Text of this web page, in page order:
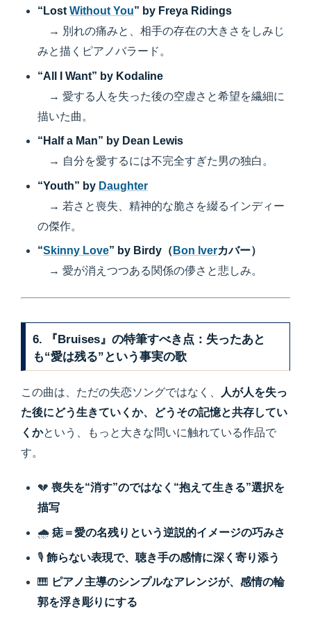
“LostWithout You” by Freya Ridings
→ 別れの痛みと、相手の存在の大きさをしみじ
みと描くピアノバラード。
“All I Want” by Kodaline
→ 愛する人を失った後の空虚さと希望を繊細に
描いた曲。
“Half a Man” by Dean Lewis
→ 自分を愛するには不完全すぎた男の独白。
“Youth” by Daughter
→ 若さと喪失、精神的な脆さを綴るインディー
の傑作。
“Skinny Love” by Birdy（ Bon Iverカバー）
→ 愛が消えつつある関係の儚さと悲しみ。
6. 『Bruises』の特筆すべき点：失ったあと
も“愛は残る”という事実の歌
この曲は、ただの失恋ソングではなく、
人が人を失っ
た後にどう生きていくか、どうその記憶と共存してい
くかという、もっと大きな問いに触れている作品で
す。
💔喪失を“消す”のではなく“抱えて生きる”選択を
描写
🌧痣＝愛の名残りという逆説的イメージの巧みさ
🎙飾らない表現で、聴き手の感情に深く寄り添う
🎹 ピアノ主導のシンプルなアレンジが、感情の輪
郭を浮き彫りにする